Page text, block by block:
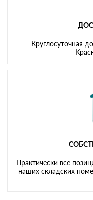
Круглосуточная
Практически все
наших складских